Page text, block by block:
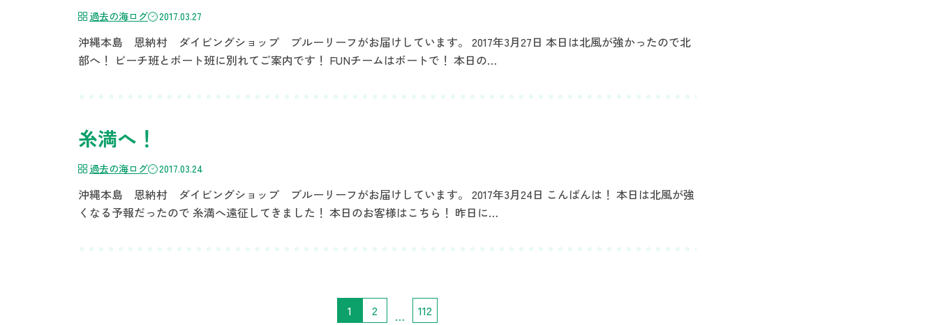
過去の海ログ 2017.03.27
沖縄本島 恩納村 ダイビングショップ ブルーリーフがお届けしています。 2017年3月27日 本日は北風が強かったので北
部へ！ ビーチ班とボート班に別れてご案内です！ FUNチームはボートで！ 本日の…
糸満へ！
過去の海ログ 2017.03.24
沖縄本島 恩納村 ダイビングショップ ブルーリーフがお届けしています。 2017年3月24日 こんばんは！ 本日は北風が強
くなる予報だったので 糸満へ遠征してきました！ 本日のお客様はこちら！ 昨日に…
1 2 … 112